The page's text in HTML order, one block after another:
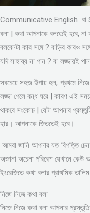
Communicative English বা
বলা | কথা আপনাকে বলতেই হবে, না
বলবেনটা কার সঙ্গে ? বাড়ির কারও
যদি সাহায্য না পান ? বা লজ্জায়ই
সবচেয়ে সহজ উপায় হল, প্রথমে নিজে
লজ্জা পেলে বন্ধ ঘরে | কারণ এই
থাকবে সংকোচ | যেটা আপনার
হার। আপনাকে জিততেই হবে।
আমরা জানি আপনার যত বিপত্তি
অজানা অচেনা পরিবেশ যেখানে কেউ
ইংরেজিতে কথা বলার প্রাথমিক
নিজে নিজে কথা বলা
নিজে নিজে কথা বলা আপনার প্রস্তুতি